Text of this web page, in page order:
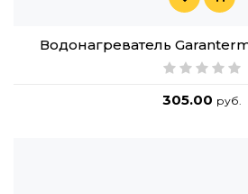
Водонагреватель
305.00 руб.